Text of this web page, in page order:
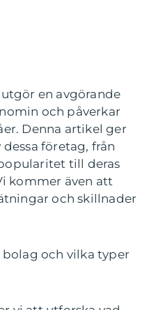
en avgörande
och påverkar
Denna artikel ger
företag, från
till deras
kommer även att
och skillnader
bolag och vilka typer